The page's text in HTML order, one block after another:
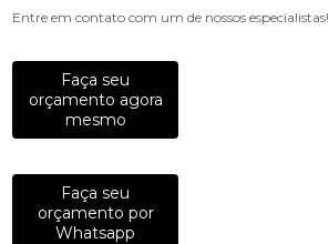
Entre em contato com um de nossos especialistas!
Faça seu
orçamento agora
mesmo
Faça seu
orçamento por
Whatsapp